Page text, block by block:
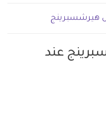
هيرشسبرينج
عند